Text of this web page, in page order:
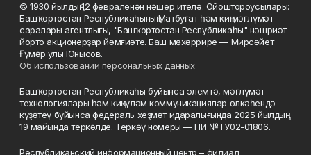
© 1930 йылдың 12 февраленән нәшер ителә. Ойоштороусылары:
Башҡортостан Республикаһының Матбуғат һәм киң мәғлүмәт
саралары агентлығы, "Башҡортостан Республикаһы" нәшриәт
йорто акционерҙар йәмғиәте. Баш мөхәррире — Мирсәйет
Ғүмәр улы Юнысов.
Об использовании персональных данных
Башҡортостан Республикаһы буйынса элемтә, мәғлүмәт
технологиялары һәм киңкүләм коммуникациялар өлкәһендә
күҙәтеү буйынса федераль хеҙмәт идаралығында 2025 йылдың
19 майында теркәлде. Теркәү номеры — ПИ №ТУ02-01806.
Республиканский информационный центр – филиал